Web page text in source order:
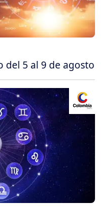
del 5 al 9 de agosto